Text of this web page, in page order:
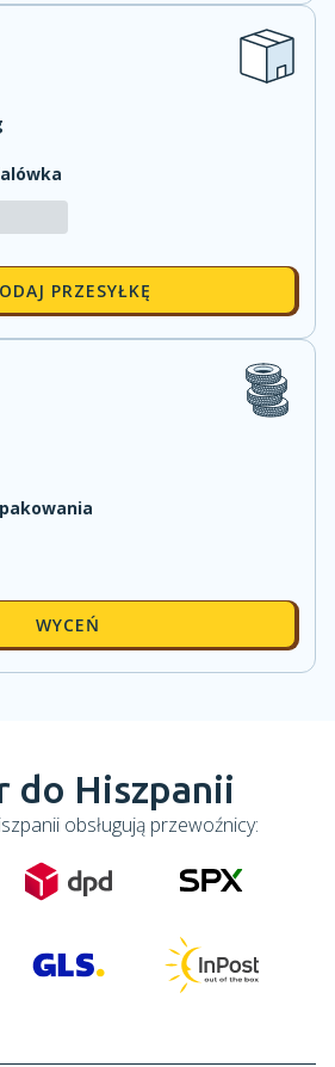
PRZESYŁKĘ
WYCEŃ
do Hiszpanii
obsługują przewoźnicy: